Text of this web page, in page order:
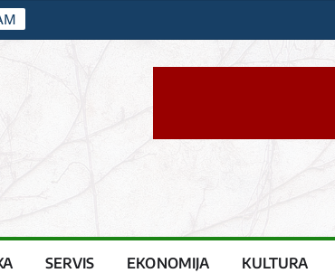
SERVIS EKONOMIJA KULTURA